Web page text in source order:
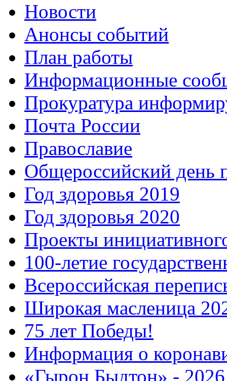
Новости
Анонсы событий
План работы
Информационные
Прокуратура
Почта России
Православие
Общероссийский день
Год здоровья 2019
Год здоровья 2020
Проекты
100-летие
Всероссийская
Широкая масленица
75 лет Победы!
Информация о
«Гырон Быдтон» - 2026